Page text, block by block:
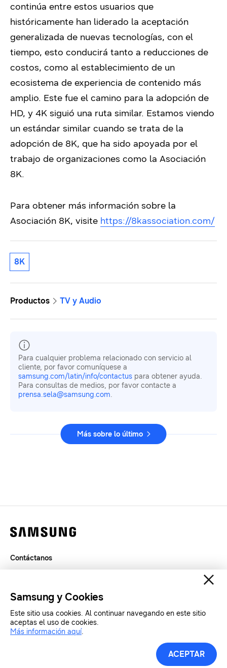
continúa entre estos usuarios que
históricamente han liderado la aceptación
generalizada de nuevas tecnologías, con el
tiempo, esto conducirá tanto a reducciones de
costos, como al establecimiento de un
ecosistema de experiencia de contenido más
amplio. Este fue el camino para la adopción de
HD, y 4K siguió una ruta similar. Estamos viendo
un estándar similar cuando se trata de la
adopción de 8K, que ha sido apoyada por el
trabajo de organizaciones como la Asociación
8K.
Para obtener más información sobre la
Asociación 8K, visite https://8kassociation.com/
8K
Productos TV y Audio
Para cualquier problema relacionado con servicio al
cliente, por favor comuníquese a
samsung.com/latin/info/contactus para obtener ayuda.
Para consultas de medios, por favor contacte a
prensa.sela@samsung.com.
Más sobre lo último
Contáctanos
SAMSUNG.COM
Copyright© SAMSUNG All Rights Reserved.
Samsung y Cookies
Este sitio usa cookies. Al continuar navegando en este sitio
aceptas el uso de cookies.
Más información aquí.
ACEPTAR